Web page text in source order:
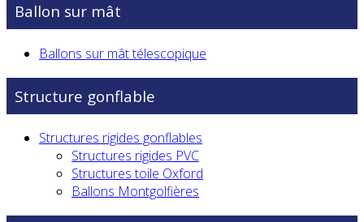
Ballon sur mât
Ballons sur mât télescopique
Structure gonflable
Structures rigides gonflables
Structures rigides PVC
Structures toile Oxford
Ballons Montgolfières